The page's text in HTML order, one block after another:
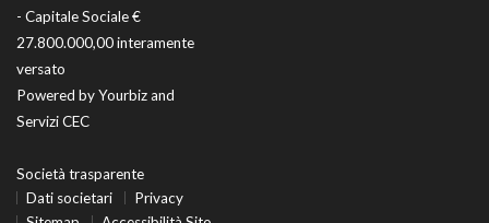
- Capitale Sociale €
27.800.000,00 interamente
versato
Powered byYourbizand
Servizi CEC
Società trasparente
Dati societari
Privacy